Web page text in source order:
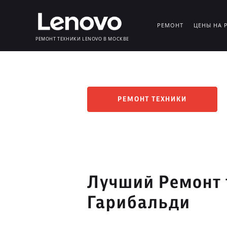
РЕМОНТ ТЕХНИКИ LENOVO В МОСКВЕ
РЕМОНТ ЦЕНЫ НА
РЕМОНТ ТЕХНИКИ
Лучший Ремонт
Гарибальди